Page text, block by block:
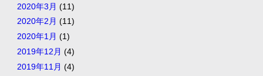
2020年3月 (11)
2020年2月 (11)
2020年1月 (1)
2019年12月 (4)
2019年11月 (4)